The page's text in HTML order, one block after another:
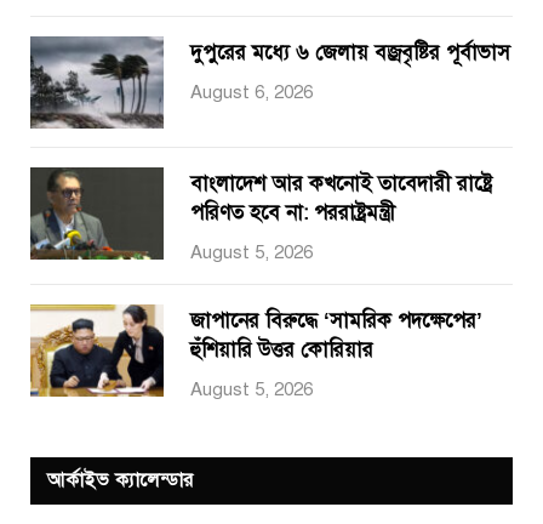
দুপুরের মধ্যে ৬ জেলায় বজ্রবৃষ্টির পূর্বাভাস
August 6, 2026
বাংলাদেশ আর কখনোই তাবেদারী রাষ্ট্রে
পরিণত হবে না: পররাষ্ট্রমন্ত্রী
August 5, 2026
জাপানের বিরুদ্ধে ‘সামরিক পদক্ষেপের’
হুঁশিয়ারি উত্তর কোরিয়ার
August 5, 2026
আর্কাইভ ক্যালেন্ডার